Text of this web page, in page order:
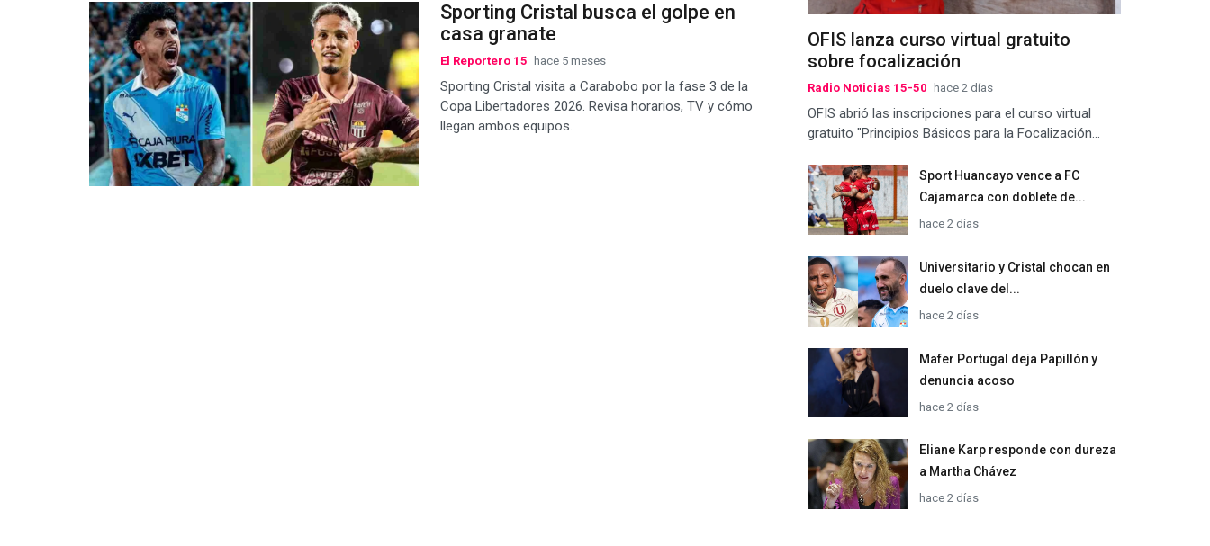
Sporting Cristal busca el golpe en
casa granate
El Reportero 15 hace 5 meses
Sporting Cristal visita a Carabobo por la fase 3 de la
Copa Libertadores 2026. Revisa horarios, TV y cómo
llegan ambos equipos.
OFIS lanza curso virtual gratuito
sobre focalización
Radio Noticias 15-50 hace 2 días
OFIS abrió las inscripciones para el curso virtual
gratuito "Principios Básicos para la Focalización...
Sport Huancayo vence a FC
Cajamarca con doblete de...
hace 2 días
Universitario y Cristal chocan en
duelo clave del...
hace 2 días
Mafer Portugal deja Papillón y
denuncia acoso
hace 2 días
Eliane Karp responde con dureza
a Martha Chávez
hace 2 días